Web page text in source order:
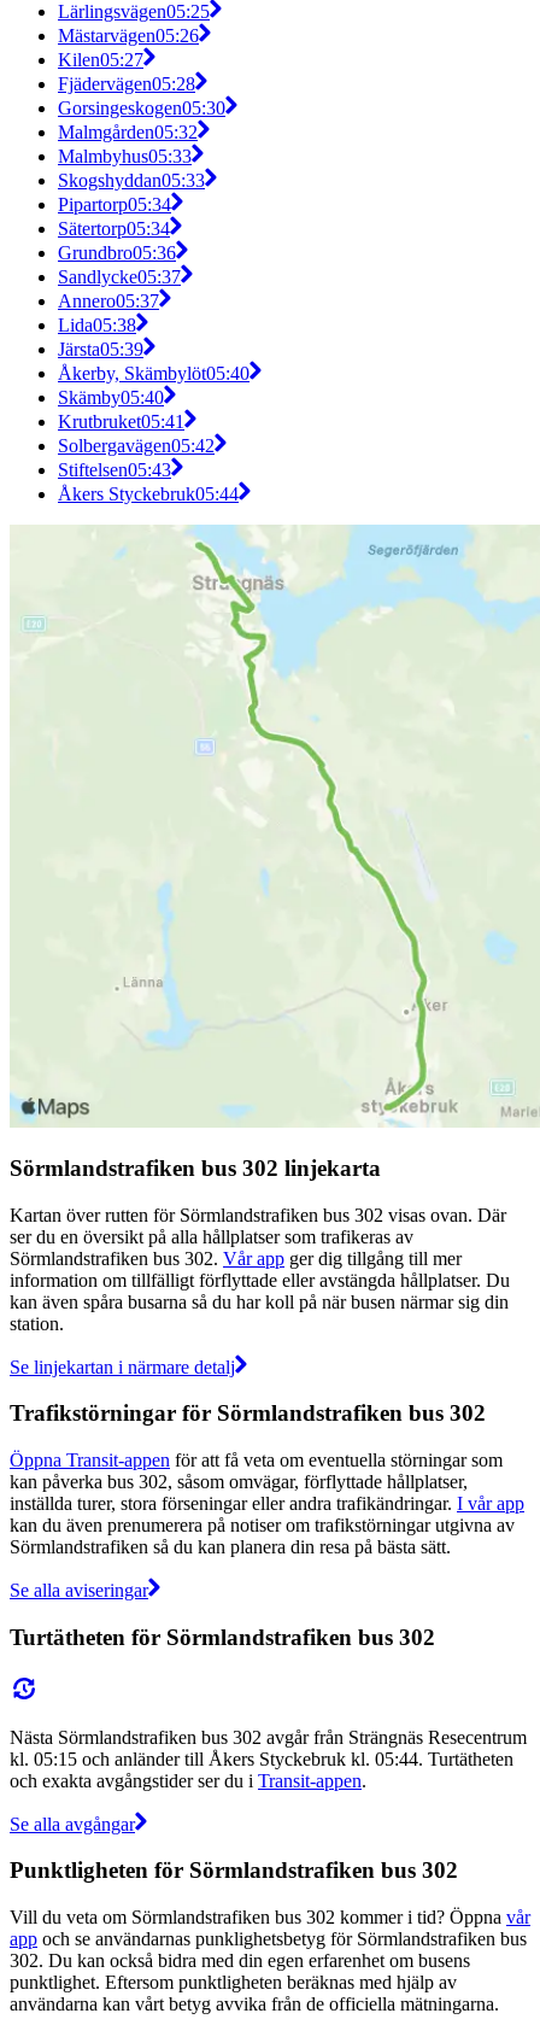
Lärlingsvägen05:25
Mästarvägen05:26
Kilen05:27
Fjädervägen05:28
Gorsingeskogen05:30
Malmgården05:32
Malmbyhus05:33
Skogshyddan05:33
Pipartorp05:34
Sätertorp05:34
Grundbro05:36
Sandlycke05:37
Annero05:37
Lida05:38
Järsta05:39
Åkerby, Skämbylöt05:40
Skämby05:40
Krutbruket05:41
Solbergavägen05:42
Stiftelsen05:43
Åkers Styckebruk05:44
Sörmlandstrafiken bus 302 linjekarta
Kartan över rutten för Sörmlandstrafiken bus 302 visas ovan. Där
ser du en översikt på alla hållplatser som trafikeras av
Sörmlandstrafiken bus 302. Vår app ger dig tillgång till mer
information om tillfälligt förflyttade eller avstängda hållplatser. Du
kan även spåra busarna så du har koll på när busen närmar sig din
station.
Se linjekartan i närmare detalj
Trafikstörningar för Sörmlandstrafiken bus 302
Öppna Transit-appen för att få veta om eventuella störningar som
kan påverka bus 302, såsom omvägar, förflyttade hållplatser,
inställda turer, stora förseningar eller andra trafikändringar. I vår app
kan du även prenumerera på notiser om trafikstörningar utgivna av
Sörmlandstrafiken så du kan planera din resa på bästa sätt.
Se alla aviseringar
Turtätheten för Sörmlandstrafiken bus 302
Nästa Sörmlandstrafiken bus 302 avgår från Strängnäs Resecentrum
kl. 05:15 och anländer till Åkers Styckebruk kl. 05:44. Turtätheten
och exakta avgångstider ser du i Transit-appen.
Se alla avgångar
Punktligheten för Sörmlandstrafiken bus 302
Vill du veta om Sörmlandstrafiken bus 302 kommer i tid? Öppna vår
app och se användarnas punklighetsbetyg för Sörmlandstrafiken bus
302. Du kan också bidra med din egen erfarenhet om busens
punktlighet. Eftersom punktligheten beräknas med hjälp av
användarna kan vårt betyg avvika från de officiella mätningarna.